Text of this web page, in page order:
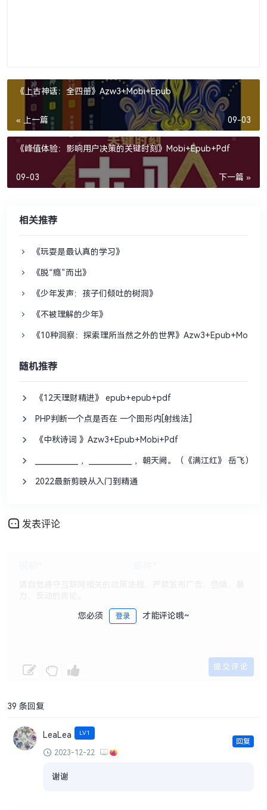
《上古神话：全四册》Azw3+Mobi+Epub
« 上一篇 09-03
《峰值体验：影响用户决策的关键时刻》Mobi+Epub+Pdf
下一篇 »
09-03
相关推荐
《玩耍是最认真的学习》
《脱“瘾”而出》
《少年发声：孩子们倾吐的树洞》
《不被理解的少年》
《10种洞察：探索理所当然之外的世界》
随机推荐
《12天理财精进》 epub+epub+pdf
PHP判断一个点是否在 一个图形内[射线法]
《中秋诗词 》Azw3+Epub+Mobi+Pdf
____________ ，____________ ，朝天阙。（《满江红》 岳飞）
2022最新剪映从入门到精通
发表评论
您必须 登录 才能评论哦~
39 条回复
LeaLea LV1
2023-12-22
谢谢
回复